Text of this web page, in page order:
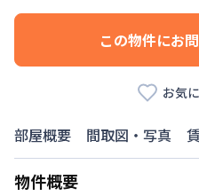
この物件にお
お気
部屋概要 間取図・写真
物件概要